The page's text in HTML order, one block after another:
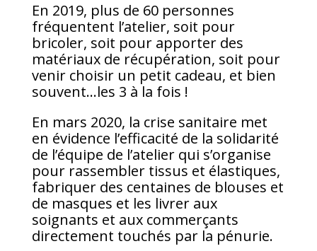
En 2019, plus de 60 personnes
fréquentent l’atelier, soit pour
bricoler, soit pour apporter des
matériaux de récupération, soit pour
venir choisir un petit cadeau, et bien
souvent…les 3 à la fois !
En mars 2020, la crise sanitaire met
en évidence l’efficacité de la solidarité
de l’équipe de l’atelier qui s’organise
pour rassembler tissus et élastiques,
fabriquer des centaines de blouses et
de masques et les livrer aux
soignants et aux commerçants
directement touchés par la pénurie.